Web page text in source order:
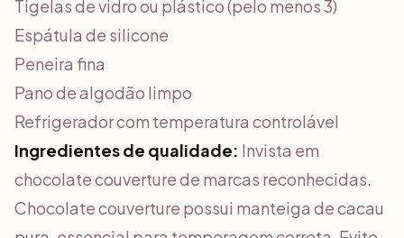
Tigelas de vidro ou plástico (pelo menos 3)
Espátula de silicone
Peneira fina
Pano de algodão limpo
Refrigerador com temperatura controlável
Ingredientes de qualidade: Invista em
chocolate couverture de marcas reconhecidas.
Chocolate couverture possui manteiga de cacau